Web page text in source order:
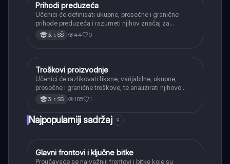
Ekonomija
Prihodi preduzeća
Učenici će definisati ukupne, prosečne i granične
prihode preduzeća i razumeti njihov značaj za
poslovne odluke.
3. r. SŠ 44 0
Ekonomija
Troškovi proizvodnje
Učenici će razlikovati fiksne, varijabilne, ukupne,
prosečne i granične troškove, te analizirati njihovo
ponašanje u kratkom i dugom roku.
3. r. SŠ 185 1
Najpopularniji sadržaj 9
Istorija
Glavni frontovi i ključne bitke
Proučavaće se najvažniji frontovi i bitke koje su